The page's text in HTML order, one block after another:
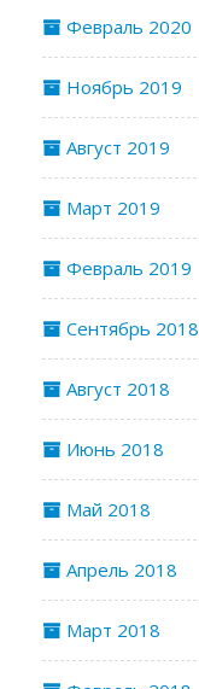
Февраль 2020
Ноябрь 2019
Август 2019
Март 2019
Февраль 2019
Сентябрь 2018
Август 2018
Июнь 2018
Май 2018
Апрель 2018
Март 2018